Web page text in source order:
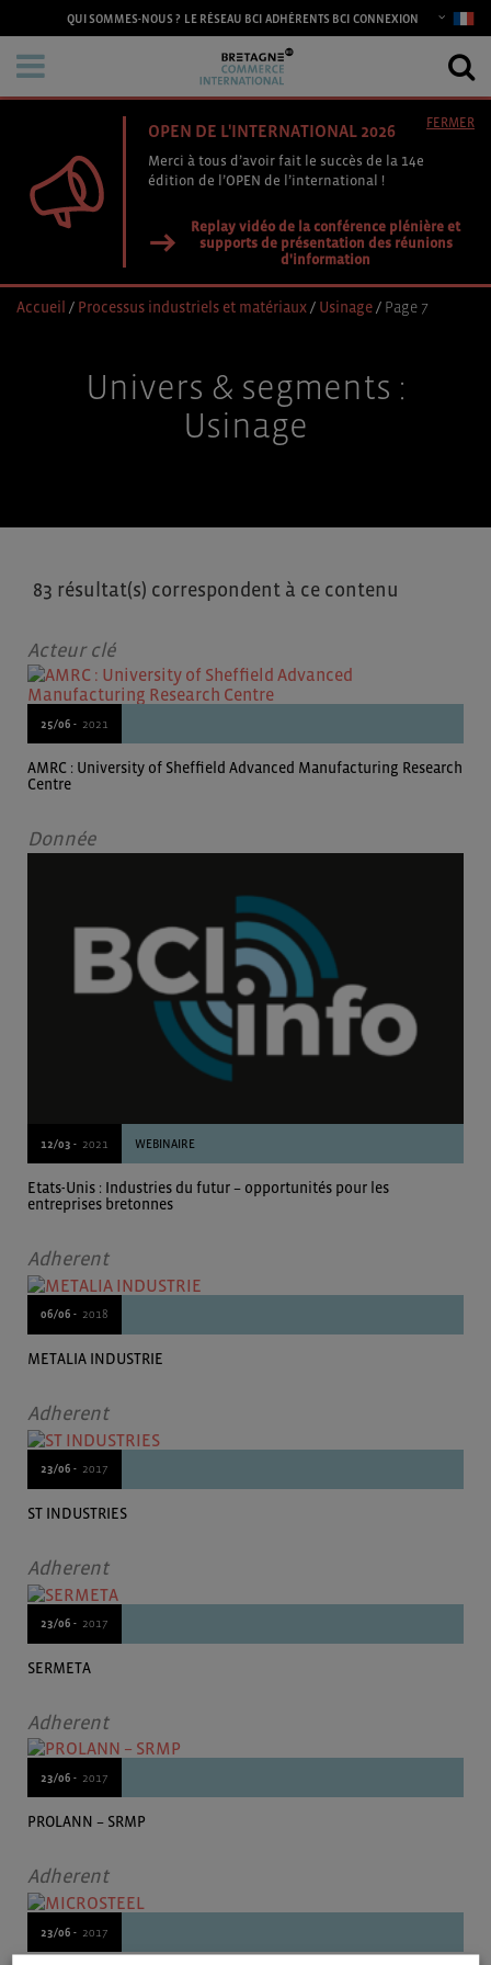
QUI SOMMES-NOUS ? LE RÉSEAU BCI ADHÉRENTS BCI CONNEXION
OPEN DE L'INTERNATIONAL 2026
Merci à tous d’avoir fait le succès de la 14e
édition de l’OPEN de l’international !
Replay vidéo de la conférence plénière et
supports de présentation des réunions
d'information
FERMER
Accueil / Processus industriels et matériaux/ Usinage/ Page 7
Univers & segments :
Usinage
83 résultat(s) correspondent à ce contenu
Acteur clé
25/06 - 2021
AMRC : University of Sheffield Advanced Manufacturing Research
Centre
Donnée
12/03 - 2021 WEBINAIRE
Etats-Unis : Industries du futur – opportunités pour les
entreprises bretonnes
Adherent
06/06 - 2018
METALIA INDUSTRIE
Adherent
23/06 - 2017
ST INDUSTRIES
Adherent
23/06 - 2017
SERMETA
Adherent
23/06 - 2017
PROLANN – SRMP
Adherent
23/06 - 2017